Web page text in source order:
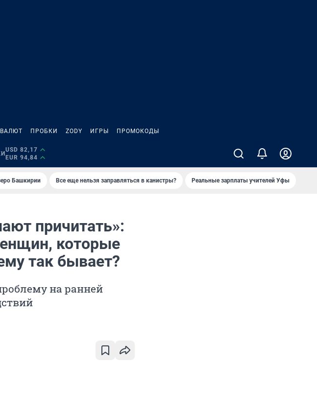
ПРОБКИ ZODY ИГРЫ ПРОМОКОДЫ
USD 82,17
EUR 94,84
Башкирии Все еще нельзя заправляться в канистры? Реальные зарплаты учителей Уфы
причитать»:
которые
так бывает?
на ранней